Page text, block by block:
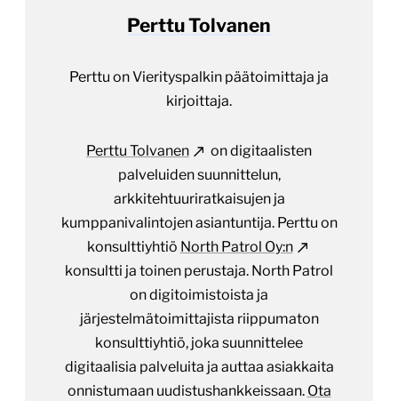
Perttu Tolvanen
Perttu on Vierityspalkin päätoimittaja ja
kirjoittaja.
Perttu Tolvanen
on digitaalisten
palveluiden suunnittelun,
arkkitehtuuriratkaisujen ja
kumppanivalintojen asiantuntija. Perttu on
konsulttiyhtiö North Patrol Oy:n
konsultti ja toinen perustaja. North Patrol
on digitoimistoista ja
järjestelmätoimittajista riippumaton
konsulttiyhtiö, joka suunnittelee
digitaalisia palveluita ja auttaa asiakkaita
onnistumaan uudistushankkeissaan. Ota